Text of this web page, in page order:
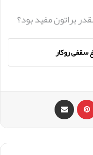
براتون مفید بود؟
سقفی روکار
‫پین‌ترست